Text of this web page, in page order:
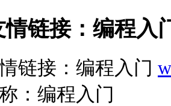
链接：编程入
链接：编程入门
：编程入门